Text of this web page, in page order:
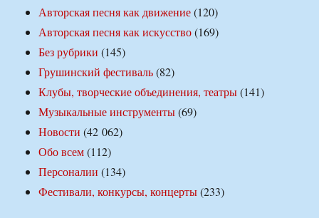
Авторская песня как движение(120)
Авторская песня как искусство(169)
Без рубрики (145)
Грушинский фестиваль(82)
Клубы, творческие объединения, театры(141)
Музыкальные инструменты(69)
Новости (42 062)
Обо всем(112)
Персоналии (134)
Фестивали, конкурсы, концерты(233)